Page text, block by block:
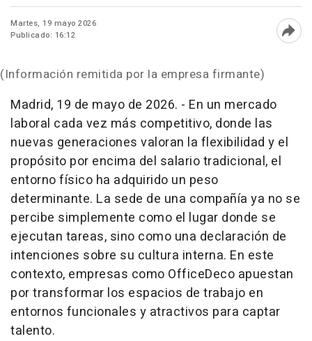
Martes, 19 mayo 2026
Publicado: 16:12
(Información remitida por la empresa firmante)
Madrid, 19 de mayo de 2026. - En un mercado
laboral cada vez más competitivo, donde las
nuevas generaciones valoran la flexibilidad y el
propósito por encima del salario tradicional, el
entorno físico ha adquirido un peso
determinante. La sede de una compañía ya no se
percibe simplemente como el lugar donde se
ejecutan tareas, sino como una declaración de
intenciones sobre su cultura interna. En este
contexto, empresas como OfficeDeco apuestan
por transformar los espacios de trabajo en
entornos funcionales y atractivos para captar
talento.